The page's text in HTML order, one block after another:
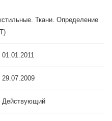
Ткани. Определение
01.01.2011
29.07.2009
Действующий